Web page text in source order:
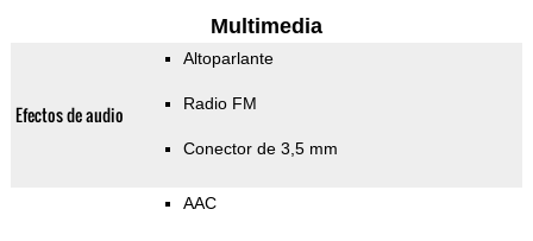
Multimedia
Efectos de audio
Altoparlante
Radio FM
Conector de 3,5 mm
AAC